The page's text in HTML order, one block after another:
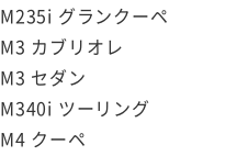
M235i グランクーペ
M3 カブリオレ
M3 セダン
M340i ツーリング
M4 クーペ